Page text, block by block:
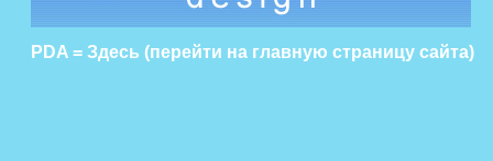
PDA = Здесь (перейти на главную страницу сайта)